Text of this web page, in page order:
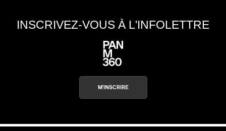
INSCRIVEZ-VOUS À L'INFOLETTRE
M'INSCRIRE